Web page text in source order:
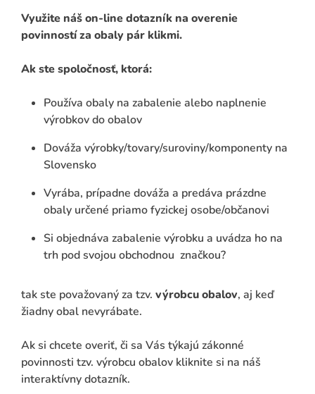
Dotazník povinností za obaly
Využite náš on-line dotazník na overenie
povinností za obaly pár klikmi.
Ak ste spoločnosť, ktorá:
Používa obaly na zabalenie alebo naplnenie
výrobkov do obalov
Dováža výrobky/tovary/suroviny/komponenty na
Slovensko
Vyrába, prípadne dováža a predáva prázdne
obaly určené priamo fyzickej osobe/občanovi
Si objednáva zabalenie výrobku a uvádza ho na
trh pod svojou obchodnou značkou?
tak ste považovaný za tzv. výrobcu obalov, aj keď
žiadny obal nevyrábate.
Ak si chcete overiť, či sa Vás týkajú zákonné
povinnosti tzv. výrobcu obalov kliknite si na náš
interaktívny dotazník.